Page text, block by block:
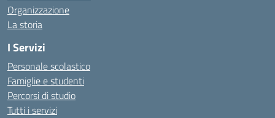
Organizzazione
La storia
I Servizi
Personale scolastico
Famiglie e studenti
Percorsi di studio
Tutti i servizi